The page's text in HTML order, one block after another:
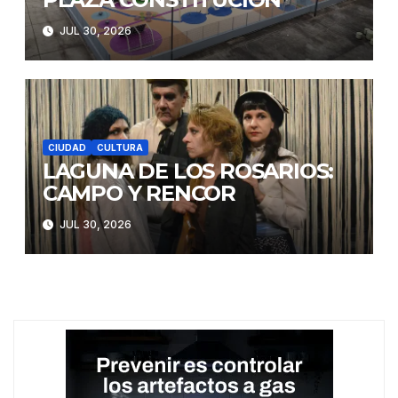
JUL 30, 2026
CIUDAD CULTURA
LAGUNA DE LOS ROSARIOS:
CAMPO Y RENCOR
JUL 30, 2026